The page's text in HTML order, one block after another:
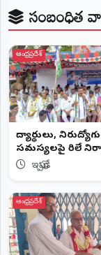
సంబంధిత
ఆంధ్రప్రదేశ్
విద్యార్థులు,
సమస్యలపై రిలే
ఇప్పుడే
ఆంధ్రప్రదేశ్